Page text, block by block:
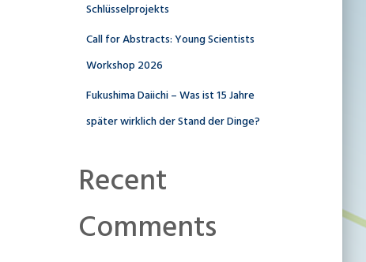
Schlüsselprojekts
Call for Abstracts: Young Scientists
Workshop 2026
Fukushima Daiichi – Was ist 15 Jahre
später wirklich der Stand der Dinge?
Recent
Comments